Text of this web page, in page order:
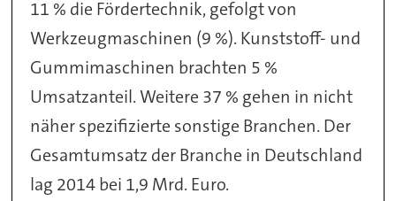
11 % die Fördertechnik, gefolgt von
Werkzeugmaschinen (9 %). Kunststoff- und
Gummimaschinen brachten 5 %
Umsatzanteil. Weitere 37 % gehen in nicht
näher spezifizierte sonstige Branchen. Der
Gesamtumsatz der Branche in Deutschland
lag 2014 bei 1,9 Mrd. Euro.